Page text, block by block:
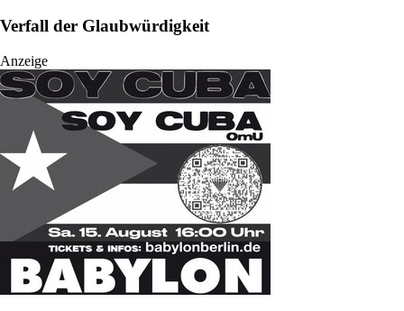
Verfall der Glaubwürdigkeit
Anzeige